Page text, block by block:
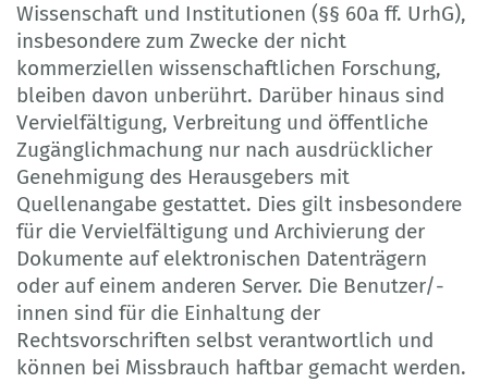
Wissenschaft und Institutionen (§§ 60a ff. UrhG),
insbesondere zum Zwecke der nicht
kommerziellen wissenschaftlichen Forschung,
bleiben davon unberührt. Darüber hinaus sind
Vervielfältigung, Verbreitung und öffentliche
Zugänglichmachung nur nach ausdrücklicher
Genehmigung des Herausgebers mit
Quellenangabe gestattet. Dies gilt insbesondere
für die Vervielfältigung und Archivierung der
Dokumente auf elektronischen Datenträgern
oder auf einem anderen Server. Die Benutzer/-
innen sind für die Einhaltung der
Rechtsvorschriften selbst verantwortlich und
können bei Missbrauch haftbar gemacht werden.